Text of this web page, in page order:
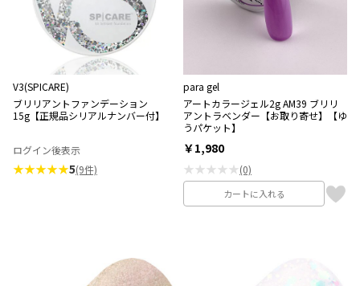
V3(SPICARE)
ブリリアントファンデーション
15g【正規品シリアルナンバー付】
ログイン後表示
★★★★★5(9件)
para gel
アートカラージェル2g AM39 ブリリ
アントラベンダー【お取り寄せ】【ゆ
うパケット】
￥1,980
★★★★★(0)
カートに入れる